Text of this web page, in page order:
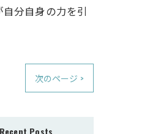
分自身の力を引
次のページ >
Recent Posts